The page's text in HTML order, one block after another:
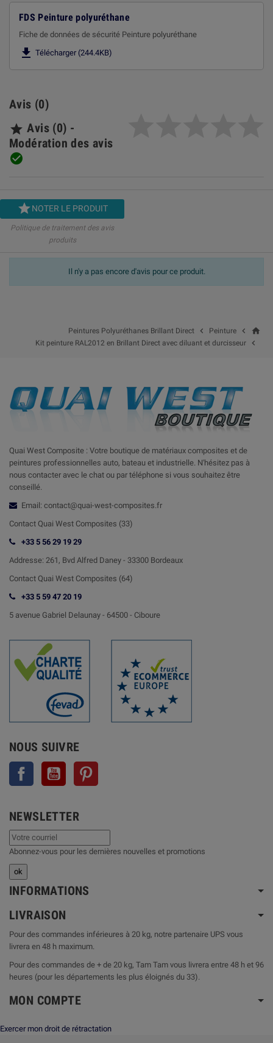
FDS Peinture polyuréthane
Fiche de données de sécurité Peinture polyuréthane
 Télécharger (244.4KB)
Avis (0)
 Avis (0) -
Modération des avis

NOTER LE PRODUIT
Politique de traitement des avis
produits
Il n'y a pas encore d'avis pour ce produit.
home

Peinture

Peintures Polyuréthanes Brillant Direct

Kit peinture RAL2012 en Brillant Direct avec diluant et durcisseur
Quai West Composite : Votre boutique de matériaux composites et de
peintures professionnelles auto, bateau et industrielle. N'hésitez pas à
nous contacter avec le chat ou par téléphone si vous souhaitez être
conseillé.
Email: contact@quai-west-composites.fr
Contact Quai West Composites (33)
+33 5 56 29 19 29
Addresse: 261, Bvd Alfred Daney - 33300 Bordeaux
Contact Quai West Composites (64)
+33 5 59 47 20 19
5 avenue Gabriel Delaunay - 64500 - Ciboure
NOUS SUIVRE
Facebook YouTube
NEWSLETTER
Abonnez-vous pour les dernières nouvelles et promotions
INFORMATIONS
LIVRAISON
Pour des commandes inférieures à 20 kg, notre partenaire UPS vous
livrera en 48 h maximum.
Pour des commandes de + de 20 kg, Tam Tam vous livrera entre 48 h et 96
heures (pour les départements les plus éloignés du 33).
MON COMPTE
Exercer mon droit de rétractation